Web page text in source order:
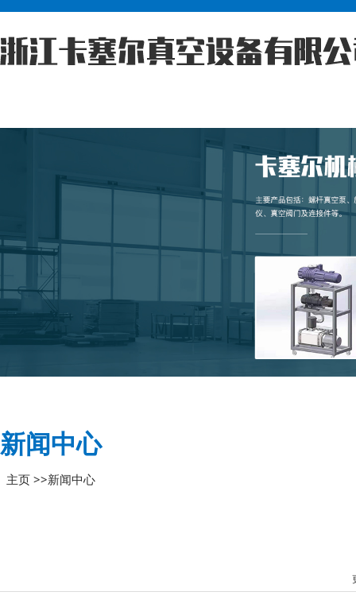
新闻中心
主页 >>新闻中心